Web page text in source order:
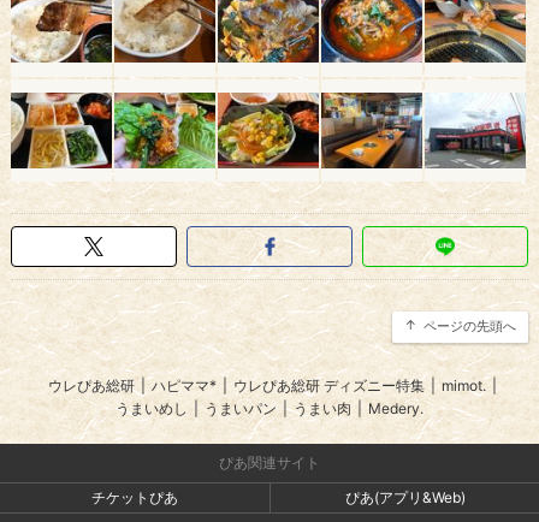
ページの先頭へ
ウレぴあ総研 | ハピママ* ウレぴあ総研 ディズニー特集 | mimot.
うまいめし
うまいパン | うまい肉 Medery.
ぴあ関連サイト
チケットぴあ
ぴあ(アプリ&Web)